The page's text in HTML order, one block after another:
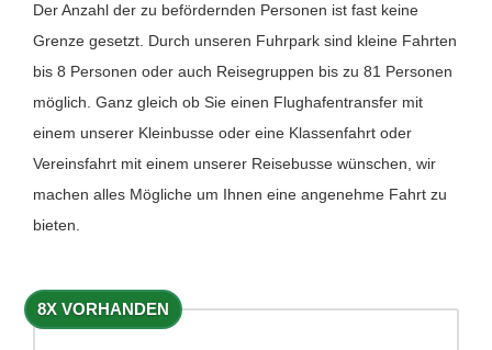
Der Anzahl der zu befördernden Personen ist fast keine
Grenze gesetzt. Durch unseren Fuhrpark sind kleine Fahrten
bis 8 Personen oder auch Reisegruppen bis zu 81 Personen
möglich. Ganz gleich ob Sie einen Flughafentransfer mit
einem unserer Kleinbusse oder eine Klassenfahrt oder
Vereinsfahrt mit einem unserer Reisebusse wünschen, wir
machen alles Mögliche um Ihnen eine angenehme Fahrt zu
bieten.
8X VORHANDEN